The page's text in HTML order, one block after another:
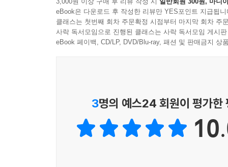
우리는 매일 똥을 싼다. 이걸 못하면 큰일 난다.
이유이자 세계관이기 때문이다. 그래서 진짜 삶에
- 김형국 (목사, 하나복DNA네트워크 대표)
eBook은 다운로드 후 작성한 리뷰만 YES포인트 지급됩니
클래스는 첫번째 회차 주문확정 시점부터 마지막 회차 주
사락 독서모임으로 진행된 클래스는 사락 독서모임 게시
eBook 페이백, CD/LP, DVD/Blu-ray, 패션 및 판매금지 상
3명의 예스24 회원이 평가한